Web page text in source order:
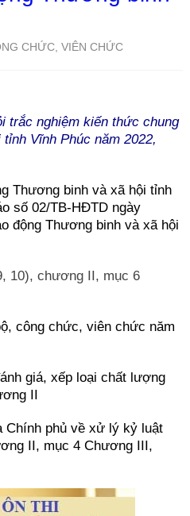
CHỨC, VIÊN CHỨC
trắc nghiệm kiến thức chung
Vĩnh Phúc năm 2022,
Thương binh và xã hội tỉnh
số 02/TB-HĐTD ngày
động Thương binh và xã hội
10), chương II, mục 6
công chức, viên chức năm
giá, xếp loại chất lượng
II
Chính phủ về xử lý kỷ luật
II, mục 4 Chương III,